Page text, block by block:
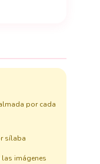
por cada
sílaba
imágenes